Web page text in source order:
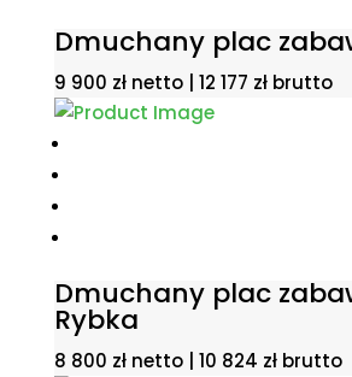
Dmuchany plac
9 900 zł netto | 12 177 złbrutto
Dmuchany plac
Rybka
8 800 zł netto | 10 824 złbrutto